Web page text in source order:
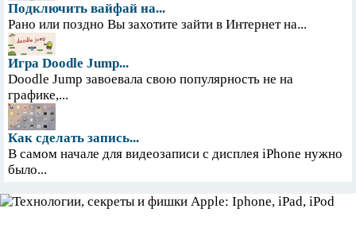
Подключить вайфай на...
Рано или поздно Вы захотите зайти в Интернет на...
Игра Doodle Jump...
Doodle Jump завоевала свою популярность не на
графике,...
Как сделать запись...
В самом начале для видеозаписи с дисплея iPhone нужно
было...